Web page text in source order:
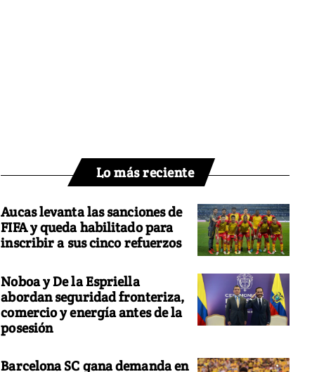
Lo más reciente
Aucas levanta las sanciones de
FIFA y queda habilitado para
inscribir a sus cinco refuerzos
Noboa y De la Espriella
abordan seguridad fronteriza,
comercio y energía antes de la
posesión
Barcelona SC gana demanda en